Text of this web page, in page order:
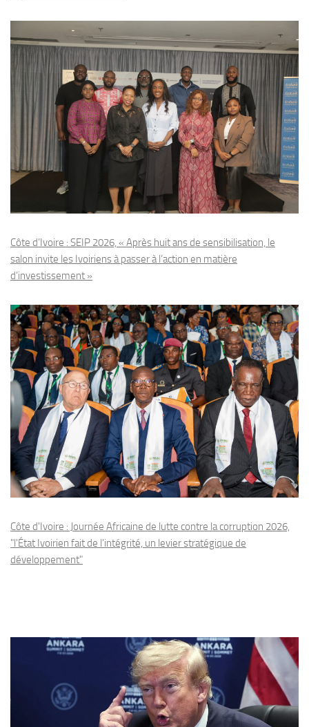
Côte d’Ivoire : SEIP 2026, « Après huit ans de sensibilisation, le
salon invite les Ivoiriens à passer à l’action en matière
d’investissement »
Côte d'Ivoire : Journée Africaine de lutte contre la corruption 2026,
"l'État Ivoirien fait de l'intégrité, un levier stratégique de
développement"